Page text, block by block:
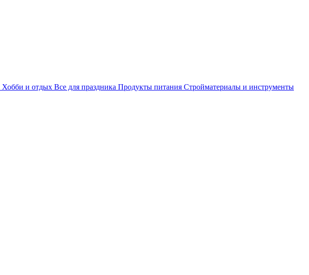
Хобби и отдых Все для праздника Продукты питания Стройматериалы и инструменты